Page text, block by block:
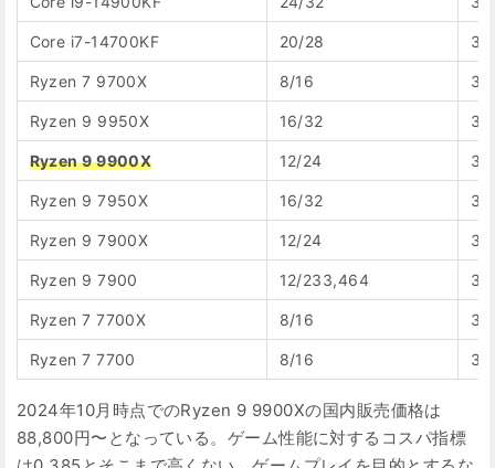
Core i7-14700KF 20/28
Ryzen 7 9700X 8/16
Ryzen 9 9950X 16/32
Ryzen 9 9900X 12/24
Ryzen 9 7950X 16/32
Ryzen 9 7900X 12/24
Ryzen 9 7900 12/233,464
Ryzen 7 7700X 8/16
Ryzen 7 7700 8/16
2024年10月時点でのRyzen 9 9900Xの国内販売価格は
88,800円〜となっている。ゲーム性能に対するコスパ指標